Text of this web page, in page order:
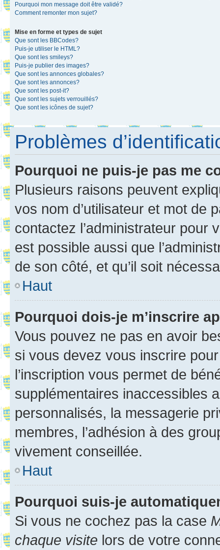
Pourquoi mon message doit être validé?
Comment remonter mon sujet?
Mise en forme et types de sujet
Que sont les BBCodes?
Puis-je utiliser le HTML?
Que sont les smileys?
Puis-je publier des images?
Que sont les annonces globales?
Que sont les annonces?
Que sont les post-it?
Que sont les sujets verrouillés?
Que sont les icônes de sujet?
Problèmes
Pourquoi ne puis-je pas me
Plusieurs raisons peuvent
vos nom d’utilisateur et mot de
contactez l’administrateur pour
est possible aussi que
de son côté, et qu’il soit
Haut
Pourquoi dois-je m’inscrire
Vous pouvez ne pas en avoir
si vous devez vous inscrire
l’inscription vous permet de
supplémentaires inaccessibles
personnalisés, la messagerie
membres, l’adhésion à des
vivement conseillée.
Haut
Pourquoi suis-je
Si vous ne cochez pas la case
chaque visite lors de votre